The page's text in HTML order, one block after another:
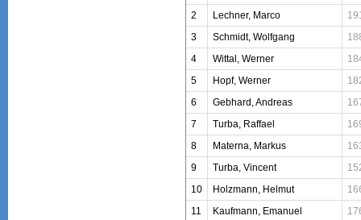
2
Lechner, Marco
3
Schmidt, Wolfgang
4
Wittal, Werner
5
Hopf, Werner
6
Gebhard, Andreas
7
Turba, Raffael
8
Materna, Markus
9
Turba, Vincent
10
Holzmann, Helmut
11
Kaufmann, Emanuel